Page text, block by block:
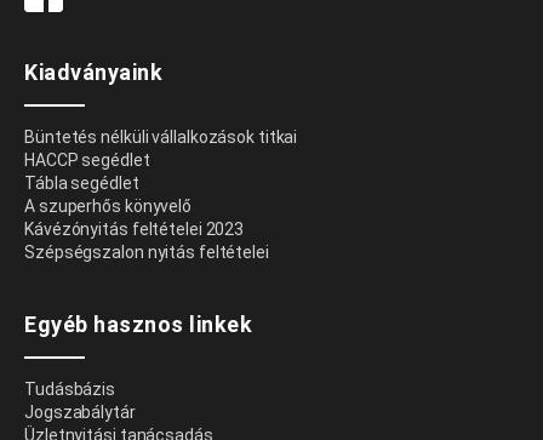
Kiadványaink
Büntetés nélküli vállalkozások titkai
HACCP segédlet
Tábla segédlet
A szuperhős könyvelő
Kávézónyitás feltételei 2023
Szépségszalon nyitás feltételei
Egyéb hasznos linkek
Tudásbázis
Jogszabálytár
Üzletnyitási tanácsadás